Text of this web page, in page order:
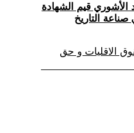
الأشوري قيم الشهادة
التاريخ
الاقليات و حق